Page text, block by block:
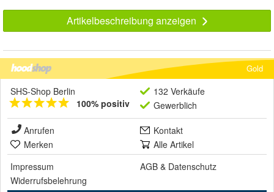
Artikelbeschreibung anzeigen
Gold
SHS-Shop Berlin
100% positiv
132 Verkäufe
Gewerblich
Anrufen
Kontakt
Merken
Alle Artikel
Impressum
AGB & Datenschutz
Widerrufsbelehrung